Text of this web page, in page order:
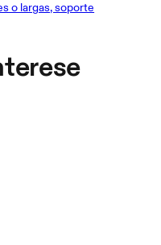
o largas, soporte